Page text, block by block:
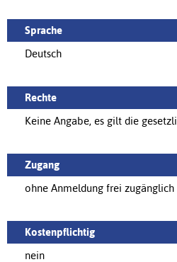
Sprache
Deutsch
Rechte
Keine Angabe, es gilt die
Zugang
ohne Anmeldung frei zugänglich
Kostenpflichtig
nein